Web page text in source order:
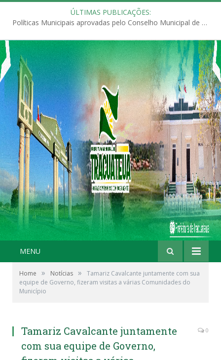
ÚLTIMAS PUBLICAÇÕES:
Políticas Municipais aprovadas pelo Conselho Municipal de Educação (CME)
MENU
Home » Notícias »
Tamariz Cavalcante juntamente com sua
equipe de Governo, fizeram visitas a várias Comunidades do
Município
Tamariz Cavalcante juntamente
com sua equipe de Governo,
0